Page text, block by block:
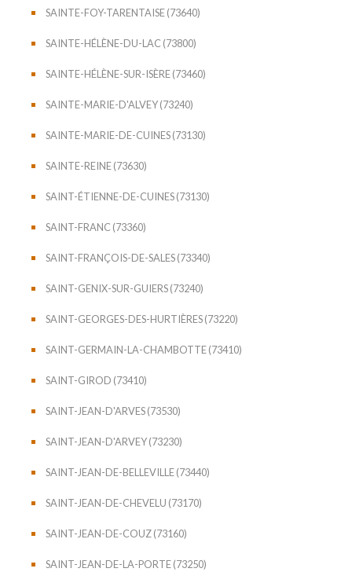
SAINTE-FOY-TARENTAISE (73640)
SAINTE-HÉLÈNE-DU-LAC (73800)
SAINTE-HÉLÈNE-SUR-ISÈRE (73460)
SAINTE-MARIE-D'ALVEY (73240)
SAINTE-MARIE-DE-CUINES (73130)
SAINTE-REINE (73630)
SAINT-ÉTIENNE-DE-CUINES (73130)
SAINT-FRANC (73360)
SAINT-FRANÇOIS-DE-SALES (73340)
SAINT-GENIX-SUR-GUIERS (73240)
SAINT-GEORGES-DES-HURTIÈRES (73220)
SAINT-GERMAIN-LA-CHAMBOTTE (73410)
SAINT-GIROD (73410)
SAINT-JEAN-D'ARVES (73530)
SAINT-JEAN-D'ARVEY (73230)
SAINT-JEAN-DE-BELLEVILLE (73440)
SAINT-JEAN-DE-CHEVELU (73170)
SAINT-JEAN-DE-COUZ (73160)
SAINT-JEAN-DE-LA-PORTE (73250)